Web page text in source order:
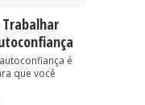
Trabalhar
é
que você